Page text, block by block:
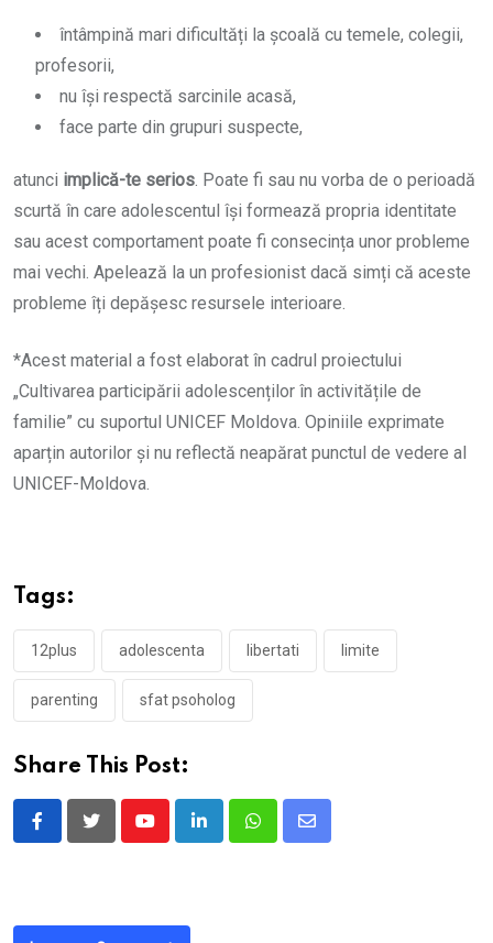
întâmpină mari dificultăți la școală cu temele, colegii,
profesorii,
nu își respectă sarcinile acasă,
face parte din grupuri suspecte,
atunci implică-te serios. Poate fi sau nu vorba de o perioadă
scurtă în care adolescentul își formează propria identitate
sau acest comportament poate fi consecința unor probleme
mai vechi. Apelează la un profesionist dacă simți că aceste
probleme îți depășesc resursele interioare.
*Acest material a fost elaborat în cadrul proiectului
„Cultivarea participării adolescenților în activitățile de
familie” cu suportul UNICEF Moldova. Opiniile exprimate
aparțin autorilor și nu reflectă neapărat punctul de vedere al
UNICEF-Moldova.
Tags:
12plus adolescenta libertati limite
parenting sfat psoholog
Share This Post:
YoutubeLinkedInWhatsappShare